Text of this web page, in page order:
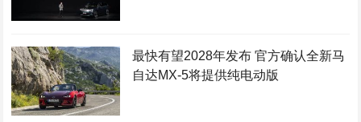
最快有望2028年发布 官方确认全新马
自达MX-5将提供纯电动版